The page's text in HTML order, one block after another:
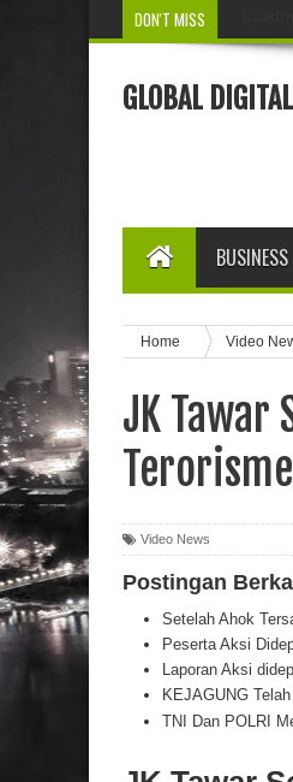
DON'T MISS
GLOBAL DIGITAL
BUSINESS
Home Video
JK Tawar
Terorisme
Video News
Postingan
Setelah Ahok
Peserta Aksi
Laporan Aksi
KEJAGUNG
TNI Dan POLRI